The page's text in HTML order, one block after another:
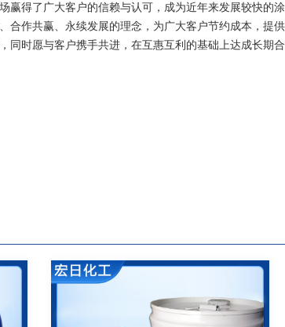
赢得了广大客户的信赖与认可，成为近年来发展较快的
合作共赢、永续发展的理念，为广大客户节约成本，提
同时愿与客户携手共进，在互惠互利的基础上达成长期合